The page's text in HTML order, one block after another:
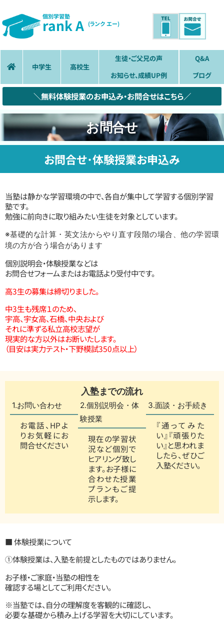
個別学習塾
rank A (ランク エー)
中学生 高校生
生徒・ご父兄の声
お知らせ、成績UP例
Q&A
ブログ
＼無料体験授業のお申込み・お問合せはこちら／
お問合せ
お問合せ･体験授業お申込み
当塾は静かな学習環境の中で、各自が集中して学習する個別学習
塾です。
勉強に前向きに取り組みたい生徒を対象としています。
※基礎的な計算・英文法からやり直す段階の場合、他の学習環
境の方が合う場合があります
個別説明会・体験授業などは
お問合せフォームまたはお電話より受付中です。
高3生の募集は締切りました。
中3生も残席１のため、
宇高、宇女高、石橋、中央および
それに準ずる私立高校志望が
現実的な方以外はお断いたします。
（目安は実力テスト・下野模試350点以上）
入塾までの流れ
1.お問い合わせ
お電話、HPよ
りお気軽にお
問合せください
2.個別説明会・体
験授業
現在の学習状
況など個別で
ヒアリング致し
ます。お子様に
合わせた授業
プランもご提
示します。
3.面談・お手続き
『通ってみた
い』『頑張りた
い』と思われま
したら、ぜひご
入塾ください。
■ 体験授業について
①体験授業は、入塾を前提としたものではありません。
お子様・ご家庭・当塾の相性を
確認する場としてご利用ください。
※当塾では、自分の理解度を客観的に確認し、
必要な基礎から積み上げる学習を大切にしています。